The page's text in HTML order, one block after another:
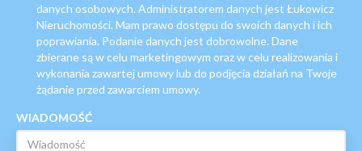
danych osobowych. Administratorem danych jest Łukowicz
Nieruchomości. Mam prawo dostępu do swoich danych i ich
poprawiania. Podanie danych jest dobrowolne. Dane
zbierane są w celu marketingowym oraz w celu realizowania i
wykonania zawartej umowy lub do podjęcia działań na Twoje
żądanie przed zawarciem umowy.
WIADOMOŚĆ